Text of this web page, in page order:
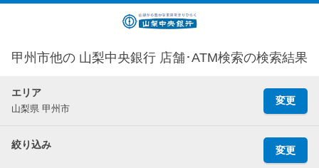
甲州市他の 山梨中央銀行 店舗･ATM検索の検索結果
エリア
山梨県 甲州市
変更
絞り込み 変更